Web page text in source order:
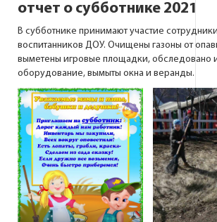
отчет о субботнике 2021
В субботнике принимают участие
воспитанников ДОУ. Очищены газоны от
выметены игровые площадки, обследовано
оборудование, вымыты окна и веранды.